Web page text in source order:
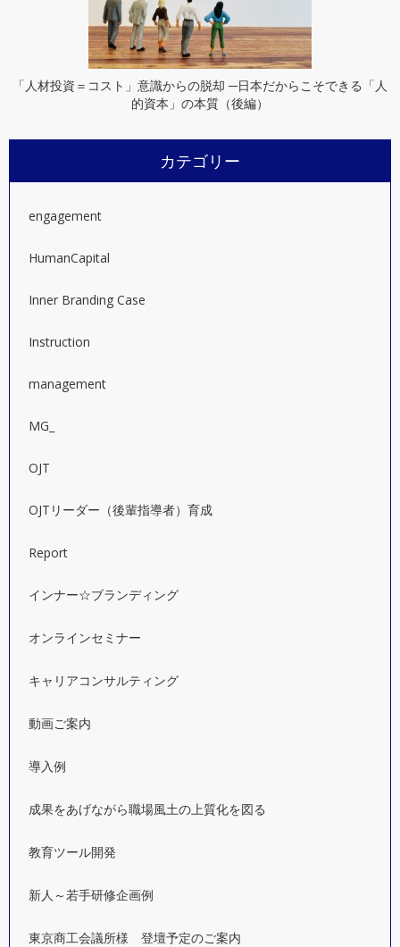
「人材投資＝コスト」意識からの脱却 ─日本だからこそできる「人
的資本」の本質（後編）
カテゴリー
engagement
HumanCapital
Inner Branding Case
Instruction
management
MG_
OJT
OJTリーダー（後輩指導者）育成
Report
インナー☆ブランディング
オンラインセミナー
キャリアコンサルティング
動画ご案内
導入例
成果をあげながら職場風土の上質化を図る
教育ツール開発
新人～若手研修企画例
東京商工会議所様 登壇予定のご案内